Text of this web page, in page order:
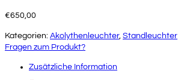
€650,00
Kategorien: Akolythenleuchter, Standleuchter
Fragen zum Produkt?
Zusätzliche Information